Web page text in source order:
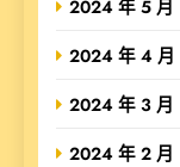
2024 年 5 月
2024 年 4 月
2024 年 3 月
2024 年 2 月